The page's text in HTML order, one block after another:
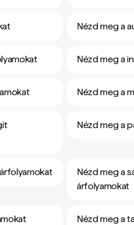
Nézd meg a
Nézd meg a
Nézd meg a
Nézd meg a
Nézd meg a
árfolyamokat
Nézd meg a